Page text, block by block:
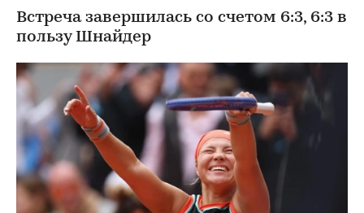
Встреча завершилась со счетом 6:3, 6:3 в
пользу Шнайдер